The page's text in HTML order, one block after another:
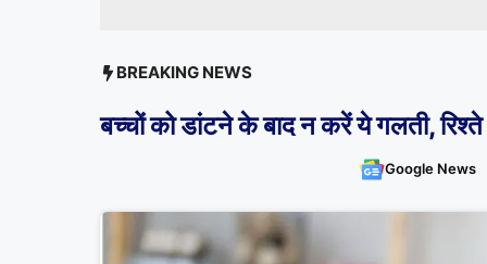
BREAKING NEWS
बच्चों को डांटने के बाद न करें ये गलती,
Google News